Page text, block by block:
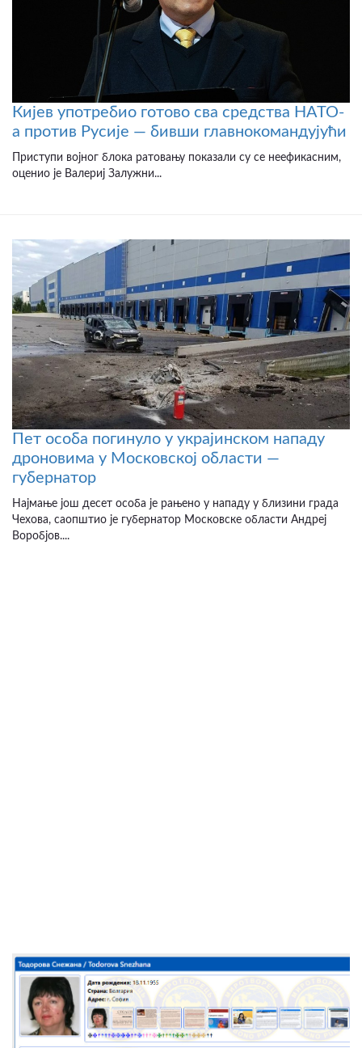
Кијев употребио готово сва средства НАТО-
а против Русије — бивши главнокомандујући
Приступи војног блока ратовању показали су се неефикасним,
оценио је Валериј Залужни...
Пет особа погинуло у украјинском нападу
дроновима у Московској области —
губернатор
Најмање још десет особа је рањено у нападу у близини града
Чехова, саопштио је губернатор Московске области Андреј
Воробјов....